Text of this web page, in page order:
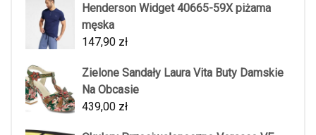
Henderson Widget 40665-59X piżama
męska
147,90 zł
Zielone Sandały Laura Vita Buty Damskie
Na Obcasie
439,00 zł